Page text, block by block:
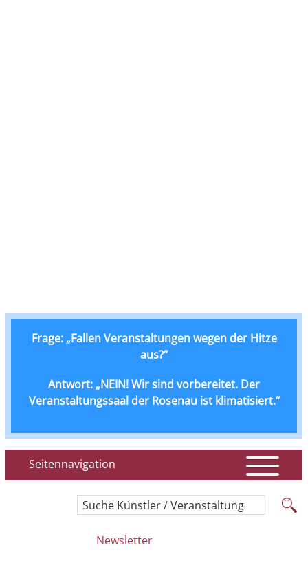
Frage: „Fallen Veranstaltungen wegen der Hitze
aus?“
Antwort: „NEIN! Wir sind vorbereitet. Der
Veranstaltungssaal der Rosenau ist klimatisiert.“
Seitennavigation
Suche Künstler / Veranstaltung
Newsletter